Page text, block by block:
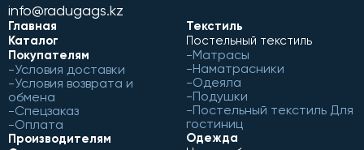
info@radugags.kz
Главная
Каталог
Покупателям
Условия доставки
Условия возврата и
обмена
Спецзаказ
Оплата
Производителям
Текстиль
Постельный текстиль
Матрасы
Наматрасники
Одеяла
Подушки
Постельный текстиль Для
гостиниц
Одежда